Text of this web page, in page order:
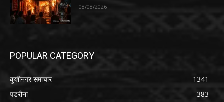
08/08/2026
POPULAR CATEGORY
कुशीनगर समाचार
1341
पडरौना
383